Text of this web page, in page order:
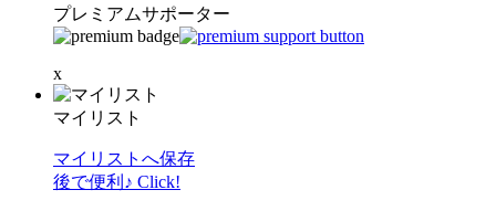
プレミアムサポーター
x
マイリスト
マイリストへ保存
後で便利♪ Click!